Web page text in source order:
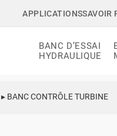
APPLICATIONSSAVOIR
BANC D’ESSAI
HYDRAULIQUE
▸ BANC CONTRÔLE TURBINE